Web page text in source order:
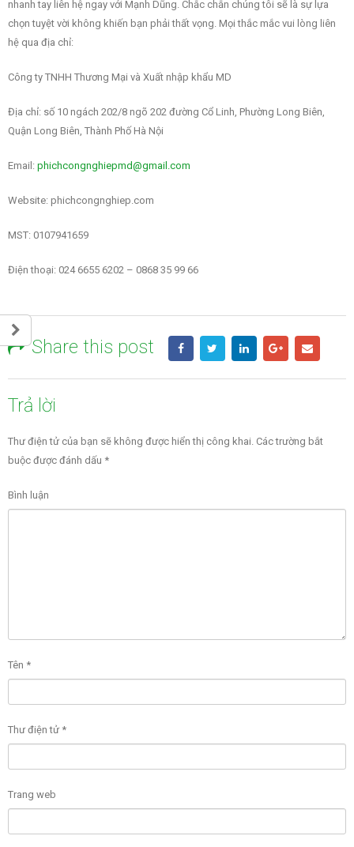
nhanh tay liên hệ ngay với Mạnh Dũng. Chắc chắn chúng tôi sẽ là sự lựa
chọn tuyệt vời không khiến bạn phải thất vọng. Mọi thắc mắc vui lòng liên
hệ qua địa chỉ:
Công ty TNHH Thương Mại và Xuất nhập khẩu MD
Địa chỉ: số 10 ngách 202/8 ngõ 202 đường Cổ Linh, Phường Long Biên,
Quận Long Biên, Thành Phố Hà Nội
Email: phichcongnghiepmd@gmail.com
Website: phichcongnghiep.com
MST: 0107941659
Điện thoại: 024 6655 6202 – 0868 35 99 66
Share this post
Trả lời
Thư điện tử của bạn sẽ không được hiển thị công khai. Các trường bắt
buộc được đánh dấu *
Bình luận
Tên *
Thư điện tử *
Trang web